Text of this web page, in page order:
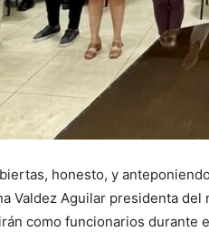
honesto, y
Valdez Aguilar presidenta
como funcionarios durante